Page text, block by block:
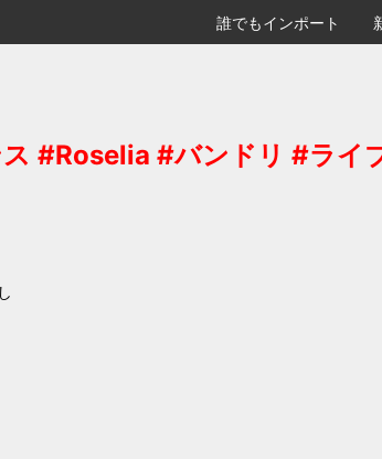
誰でもインポート
#Roselia #バンドリ #ライ